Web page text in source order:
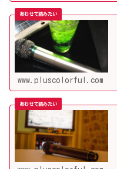
www.pluscolorful.com